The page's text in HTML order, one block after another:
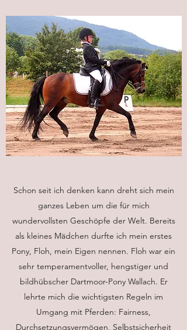
Schon seit ich denken kann dreht sich mein
ganzes Leben um die für mich
wundervollsten Geschöpfe der Welt. Bereits
als kleines Mädchen durfte ich mein erstes
Pony, Floh, mein Eigen nennen. Floh war ein
sehr temperamentvoller, hengstiger und
bildhübscher Dartmoor-Pony Wallach. Er
lehrte mich die wichtigsten Regeln im
Umgang mit Pferden: Fairness,
Durchsetzungsvermögen, Selbstsicherheit